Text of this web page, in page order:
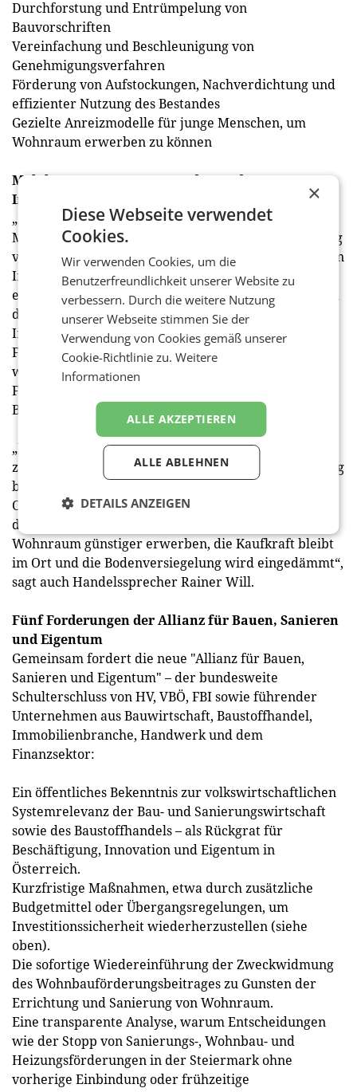
Durchforstung und Entrümpelung von
Bauvorschriften
Vereinfachung und Beschleunigung von
Genehmigungsverfahren
Förderung von Aufstockungen, Nachverdichtung und
effizienter Nutzung des Bestandes
Gezielte Anreizmodelle für junge Menschen, um
Wohnraum erwerben zu können
Mobilisierung von Leerständen und
Industriebrachen
„Ein besonders wirksamer Ansatz ist die aktive
Mobilisierung bestehender Flächen, etwa die Nutzung
von Leerständen in Ortskernen, die Reaktivierung von
Industriebrachen sowie die pro-aktive Förderung
einer nachhaltigen Nachverdichtung. Hierfür müssen
die Rahmenbedingungen – von neuen
Investitionsanreizen bis hin zu Raumordnung sowie
Flächenwidmungen – in den Blick genommen
werden“, ist Katharina Sigl, Geschäftsführerin des
Forschungsverbands der österreichischen
Baustoffindustrie (FBI), überzeugt.
„Von der Schaffung neuen Wohnraums ohne
zusätzlichen Bodenverbrauch durch die Mobilisierung
bestehender Flächen profitieren letztlich alle: Unsere
Ortszentren werden belebt, der Leerstand und somit
die Abwanderung reduziert, junge Menschen können
Wohnraum günstiger erwerben, die Kaufkraft bleibt
im Ort und die Bodenversiegelung wird eingedämmt“,
sagt auch Handelssprecher Rainer Will.
Fünf Forderungen der Allianz für Bauen, Sanieren
und Eigentum
Gemeinsam fordert die neue "Allianz für Bauen,
Sanieren und Eigentum" – der bundesweite
Schulterschluss von HV, VBÖ, FBI sowie führender
Unternehmen aus Bauwirtschaft, Baustoffhandel,
Immobilienbranche, Handwerk und dem
Finanzsektor:
Ein öffentliches Bekenntnis zur volkswirtschaftlichen
Systemrelevanz der Bau- und Sanierungswirtschaft
sowie des Baustoffhandels – als Rückgrat für
Beschäftigung, Innovation und Eigentum in
Österreich.
Kurzfristige Maßnahmen, etwa durch zusätzliche
Budgetmittel oder Übergangsregelungen, um
Investitionssicherheit wiederherzustellen (siehe
oben).
Die sofortige Wiedereinführung der Zweckwidmung
des Wohnbauförderungsbeitrages zu Gunsten der
Errichtung und Sanierung von Wohnraum.
Eine transparente Analyse, warum Entscheidungen
wie der Stopp von Sanierungs-, Wohnbau- und
Heizungsförderungen in der Steiermark ohne
vorherige Einbindung oder frühzeitige
×
Diese Webseite verwendet
Cookies.
Wir verwenden Cookies, um die
Benutzerfreundlichkeit unserer Website zu
verbessern. Durch die weitere Nutzung
unserer Webseite stimmen Sie der
Verwendung von Cookies gemäß unserer
Cookie-Richtlinie zu.Weitere
Informationen
ALLE AKZEPTIEREN
ALLE ABLEHNEN
DETAILS ANZEIGEN